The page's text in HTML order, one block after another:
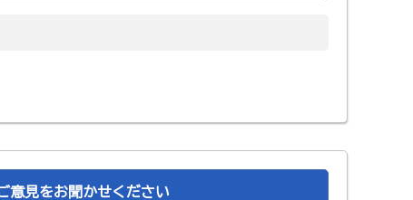
意見をお聞かせください